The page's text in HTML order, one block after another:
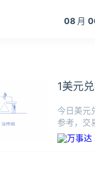
08 月
1美元
今日美元
参考，交